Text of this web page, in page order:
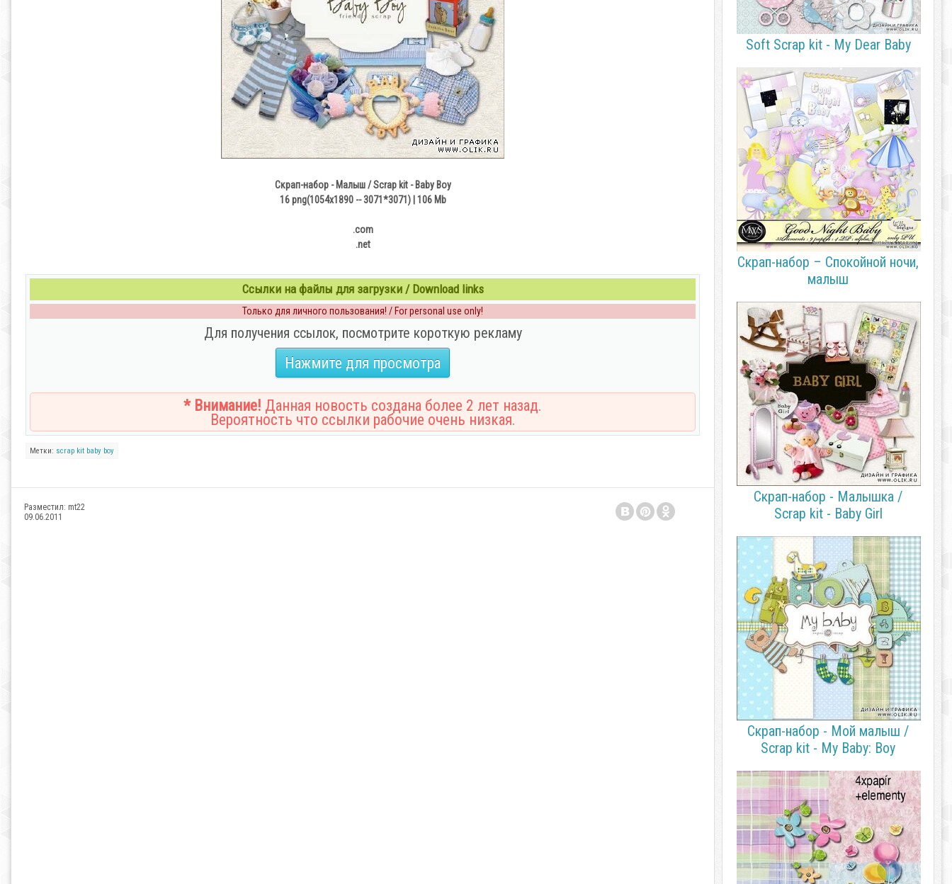
Скрап-набор - Малыш / Scrap kit - Baby Boy
16 png(1054x1890 -- 3071*3071) | 106 Mb
.com
.net
Ссылки на файлы для загрузки / Download links
Только для личного пользования! / For personal use only!
Для получения ссылок, посмотрите короткую рекламу
Нажмите для просмотра
* Внимание! Данная новость создана более 2 лет назад.
Вероятность что ссылки рабочие очень низкая.
Метки: scrap kit baby boy
Разместил: mt22
09.06.2011
Soft Scrap kit - My Dear Baby
Скрап-набор – Спокойной ночи,
малыш
Скрап-набор - Малышка /
Scrap kit - Baby Girl
Скрап-набор - Мой малыш /
Scrap kit - My Baby: Boy